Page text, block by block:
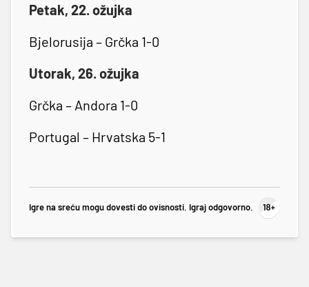
Petak, 22. ožujka
Bjelorusija – Grčka 1-0
Utorak, 26. ožujka
Grčka – Andora 1-0
Portugal – Hrvatska 5-1
Igre na sreću mogu dovesti do ovisnosti. Igraj odgovorno.